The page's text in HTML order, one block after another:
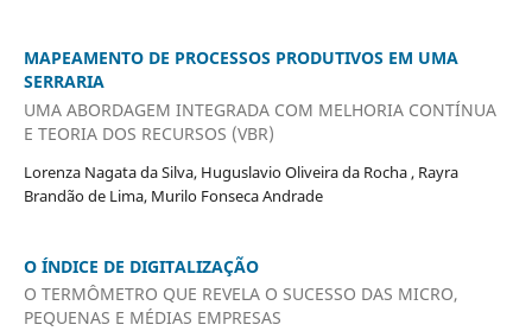
MAPEAMENTO DE PROCESSOS PRODUTIVOS EM UMA
SERRARIA
UMA ABORDAGEM INTEGRADA COM MELHORIA CONTÍNUA
E TEORIA DOS RECURSOS (VBR)
Lorenza Nagata da Silva, Huguslavio Oliveira da Rocha , Rayra
Brandão de Lima, Murilo Fonseca Andrade
O ÍNDICE DE DIGITALIZAÇÃO
O TERMÔMETRO QUE REVELA O SUCESSO DAS MICRO,
PEQUENAS E MÉDIAS EMPRESAS